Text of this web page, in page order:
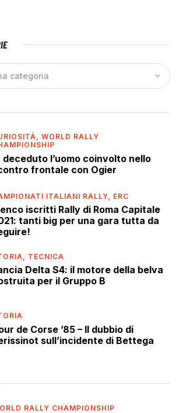
WORLD RALLY
deceduto l’uomo coinvolto nello
frontale con Ogier
ITALIANI RALLY, ERC
iscritti Rally di Roma Capitale
tanti big per una gara tutta da
TECNICA
Delta S4: il motore della belva
per il Gruppo B
de Corse ’85 – Il dubbio di
sull’incidente di Bettega
RALLY CHAMPIONSHIP